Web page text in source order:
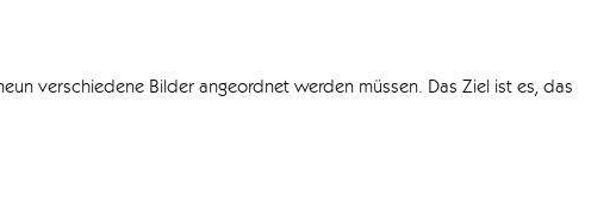
verschiedene Bilder angeordnet werden müssen. Das Ziel ist es, das